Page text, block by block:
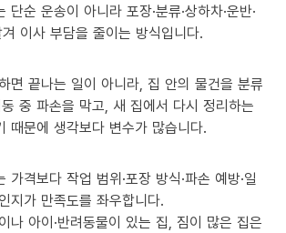
단순 운송이 아니라 포장·분류·상하차·운반·
이사 부담을 줄이는 방식입니다.
면 끝나는 일이 아니라, 집 안의 물건을 분류
중 파손을 막고, 새 집에서 다시 정리하는
때문에 생각보다 변수가 많습니다.
가격보다 작업 범위·포장 방식·파손 예방·일
지가 만족도를 좌우합니다.
나 아이·반려동물이 있는 집, 짐이 많은 집은